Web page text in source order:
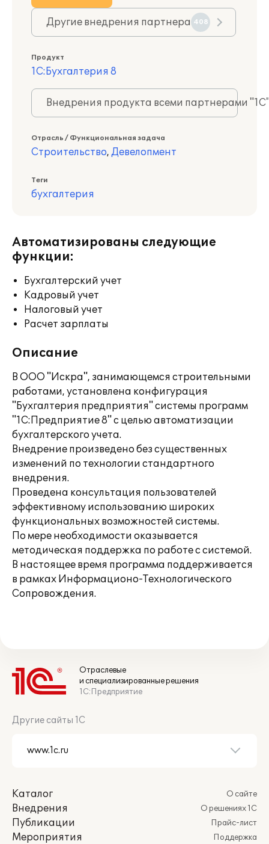
Другие внедрения партнера 408
Продукт
1С:Бухгалтерия 8
Внедрения продукта всеми партнерами
Отрасль / Функциональная задача
Строительство, Девелопмент
Теги
бухгалтерия
Автоматизированы следующие
функции:
Бухгалтерский учет
Кадровый учет
Налоговый учет
Расчет зарплаты
Описание
В ООО "Искра", занимающемся строительными
работами, установлена конфигурация
"Бухгалтерия предприятия" системы программ
"1С:Предприятие 8" с целью автоматизации
бухгалтерского учета.
Внедрение произведено без существенных
изменений по технологии стандартного
внедрения.
Проведена консультация пользователей
эффективному использованию широких
функциональных возможностей системы.
По мере необходимости оказывается
методическая поддержка по работе с системой.
В настоящее время программа поддерживается
в рамках Информационо-Технологического
Сопровождения.
Отраслевые
и специализированные решения
1С:Предприятие
Другие сайты 1С
Каталог
Внедрения
Публикации
Мероприятия
О сайте
О решениях 1С
Прайс-лист
Поддержка